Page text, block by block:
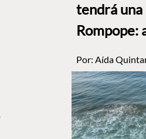
tendrá una
Rompope:
Por: Aída